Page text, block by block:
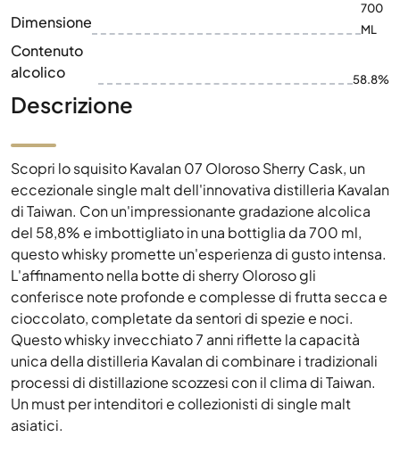
Dimensione
700
ML
Contenuto
alcolico
58.8%
Descrizione
Scopri lo squisito Kavalan 07 Oloroso Sherry Cask, un
eccezionale single malt dell'innovativa distilleria Kavalan
di Taiwan. Con un'impressionante gradazione alcolica
del 58,8% e imbottigliato in una bottiglia da 700 ml,
questo whisky promette un'esperienza di gusto intensa.
L'affinamento nella botte di sherry Oloroso gli
conferisce note profonde e complesse di frutta secca e
cioccolato, completate da sentori di spezie e noci.
Questo whisky invecchiato 7 anni riflette la capacità
unica della distilleria Kavalan di combinare i tradizionali
processi di distillazione scozzesi con il clima di Taiwan.
Un must per intenditori e collezionisti di single malt
asiatici.